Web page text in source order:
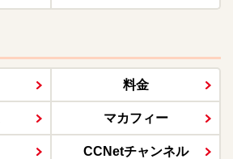
料金
マカフィー
CCNetチャンネル